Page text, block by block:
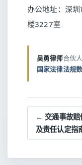
办公地址：深
楼3227室
吴勇律师合伙
国家法律法规
← 交通事故赔
及责任认定指